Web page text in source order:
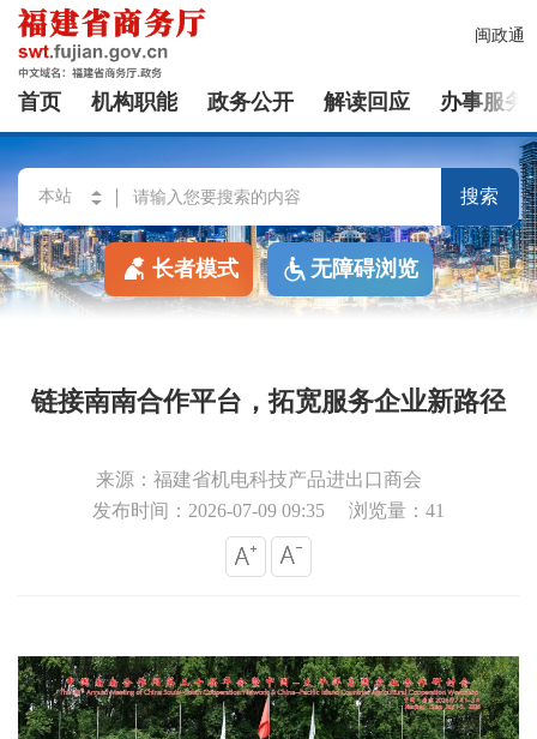
闽政通
首页 机构职能 政务公开 解读回应 办事服务
搜索
长者模式 无障碍浏览
链接南南合作平台，拓宽服务企业新路径
来源：福建省机电科技产品进出口商会
发布时间：2026-07-09 09:35
浏览量：41